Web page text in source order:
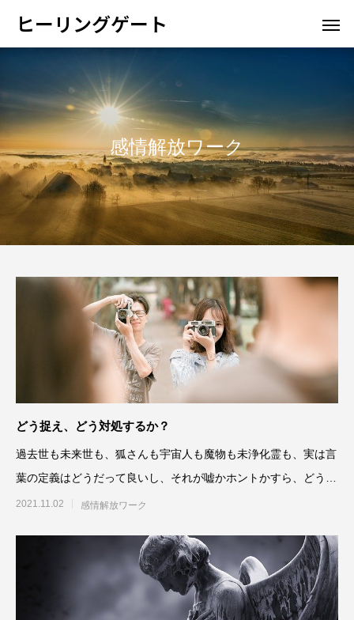
ヒーリングゲート
感情解放ワーク
どう捉え、どう対処するか？
過去世も未来世も、狐さんも宇宙人も魔物も未浄化霊も、実は言
葉の定義はどうだって良いし、それが嘘かホントかすら、どうだ
って良いのです。そういう
2021.11.02 感情解放ワーク